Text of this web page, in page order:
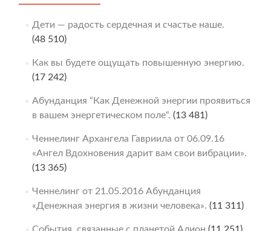
Дети — радость сердечная и счастье наше.
(48 510)
Как вы будете ощущать повышенную энергию.
(17 242)
Абунданция “Как Денежной энергии проявиться
в вашем энергетическом поле“. (13 481)
Ченнелинг Архангела Гавриила от 06.09.16
«Ангел Вдохновения дарит вам свои вибрации».
(13 365)
Ченнелинг от 21.05.2016 Абунданция
«Денежная энергия в жизни человека». (11 311)